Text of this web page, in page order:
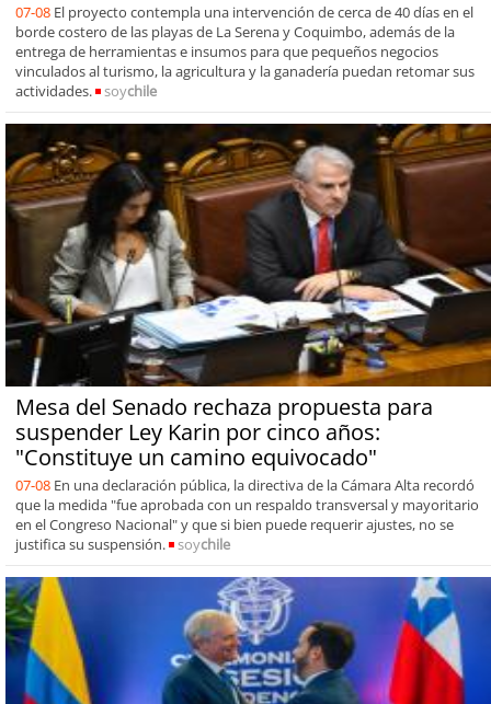
07-08 El proyecto contempla una intervención de cerca de 40 días en el
borde costero de las playas de La Serena y Coquimbo, además de la
entrega de herramientas e insumos para que pequeños negocios
vinculados al turismo, la agricultura y la ganadería puedan retomar sus
actividades.
soychile
Mesa del Senado rechaza propuesta para
suspender Ley Karin por cinco años:
"Constituye un camino equivocado"
07-08 En una declaración pública, la directiva de la Cámara Alta recordó
que la medida "fue aprobada con un respaldo transversal y mayoritario
en el Congreso Nacional" y que si bien puede requerir ajustes, no se
justifica su suspensión.
soychile